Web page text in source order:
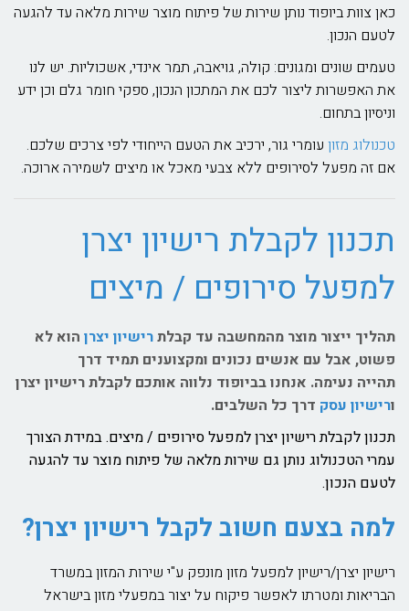
כאן צוות ביופוד נותן שירות של פיתוח מוצר שירות מלאה עד להגעה
לטעם הנכון.
טעמים שונים ומגונים: קולה, גויאבה, תמר אינדי, אשכוליות. יש לנו
את האפשרות ליצור לכם את המתכון הנכון, ספקי חומר גלם וכן ידע
וניסיון בתחום.
טכנולוג מזון עומרי גור, ירכיב את הטעם הייחודי לפי צרכים שלכם.
אם זה מפעל לסירופים ללא צבעי מאכל או מיצים לשמירה ארוכה.
תכנון לקבלת רישיון יצרן
למפעל סירופים / מיצים
תהליך ייצור מוצר מהמחשבה עד קבלתרישיון יצרן הוא לא
פשוט, אבל עם אנשים נכונים ומקצוענים תמיד דרך
תהייה נעימה. אנחנו בביופוד נלווה אותכם לקבלת רישיון יצרן
ורישיון עסק דרך כל השלבים.
תכנון לקבלת רישיון יצרן למפעל סירופים / מיצים. במידת הצורך
עמרי הטכנולוג נותן גם שירות מלאה של פיתוח מוצר עד להגעה
לטעם הנכון.
למה בצעם חשוב לקבל רישיון יצרן?
רישיון יצרן/רישיון למפעל מזון מונפק ע"י שירות המזון במשרד
הבריאות ומטרתו לאפשר פיקוח על יצור במפעלי מזון בישראל